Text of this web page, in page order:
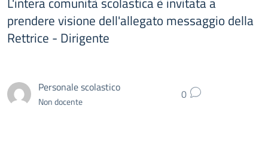
prendere visione dell'allegato messaggio della
Rettrice - Dirigente
Personale scolastico
Non docente 0